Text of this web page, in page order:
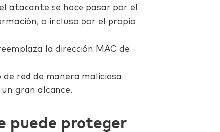
atacante se hace pasar por el
o incluso por el propio
la dirección MAC de
red de manera maliciosa
gran alcance.
puede proteger